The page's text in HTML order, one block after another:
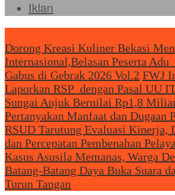
Iklan
Dorong Kreasi Kuliner Bekasi
Internasional,Belasan Peserta Adu
Gabus di Gebrak 2026 Vol.2 FWJ
Laporkan RSP dengan Pasal UU
Sungai Anjuk Bernilai Rp1,8
Pertanyakan Manfaat dan Dugaan
RSUD Tarutung Evaluasi Kinerja,
dan Percepatan Pembenahan
Kasus Asusila Memanas, Warga
Batang-Batang Daya Buka Suara
Turun Tangan